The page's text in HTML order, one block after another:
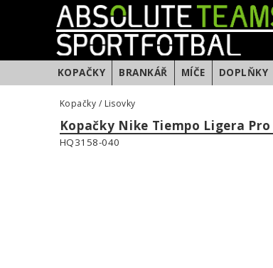
KOPAČKY BRANKÁŘ MÍČE DOPLŇKY
Kopačky / Lisovky
Kopačky Nike Tiempo Ligera Pro
HQ3158-040